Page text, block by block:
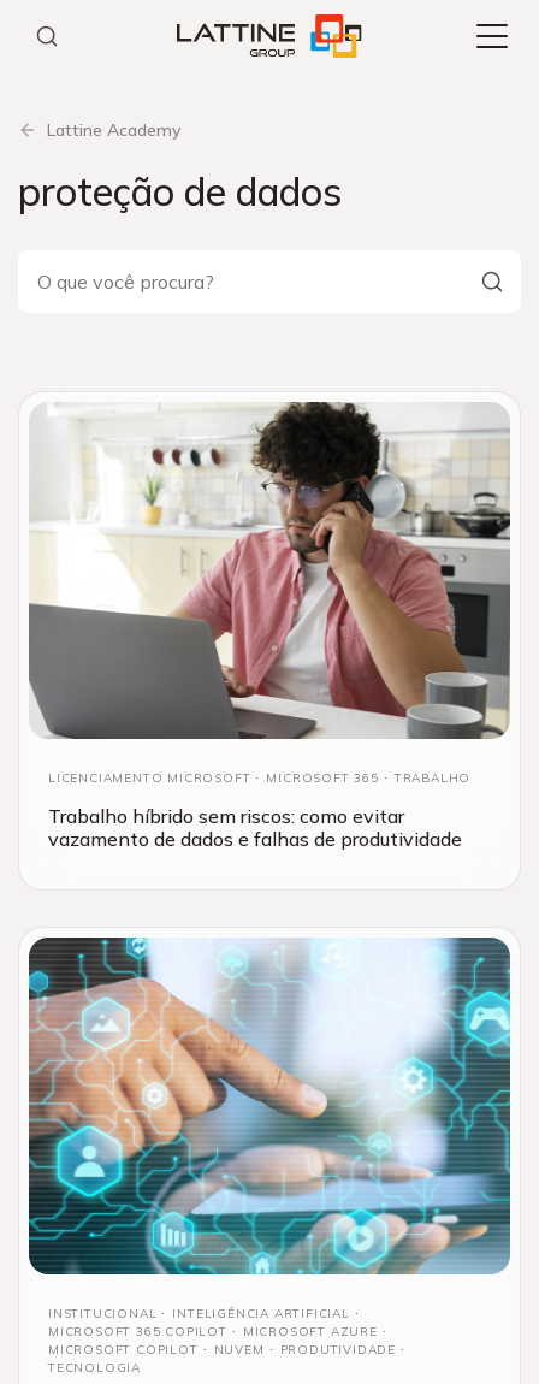
Lattine Academy
proteção de dados
LICENCIAMENTO MICROSOFT MICROSOFT 365 TRABALHO
Trabalho híbrido sem riscos: como evitar
vazamento de dados e falhas de produtividade
INSTITUCIONAL
INTELIGÊNCIA ARTIFICIAL
MICROSOFT 365 COPILOT
MICROSOFT AZURE
MICROSOFT COPILOT
NUVEM
PRODUTIVIDADE
TECNOLOGIA